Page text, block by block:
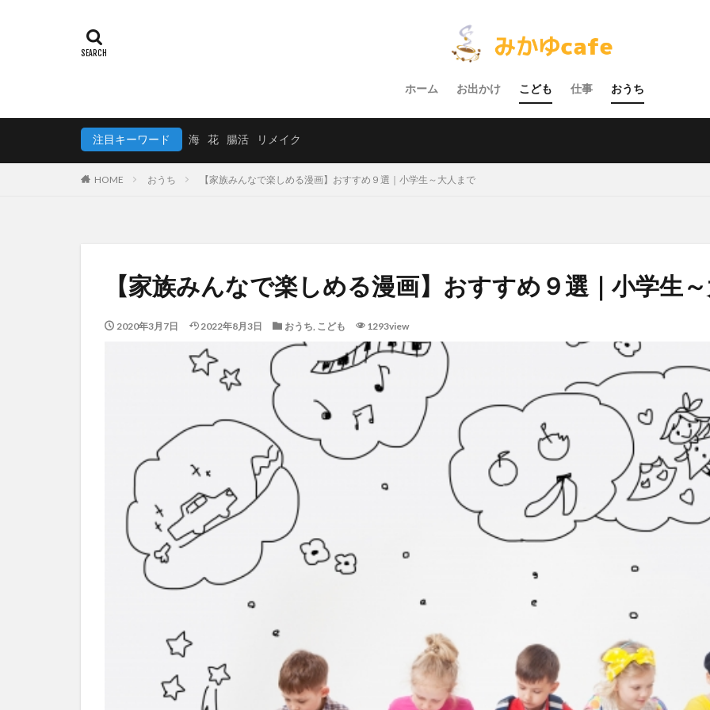
ホーム お出かけ こども 仕事 おうち
注目キーワード 海 花 腸活 リメイク
HOME おうち 【家族みんなで楽しめる漫画】おすすめ９選｜小学生～大人まで
【家族みんなで楽しめる漫画】おすすめ９選｜小学生
2020年3月7日 2022年8月3日 おうち, こども 1293view